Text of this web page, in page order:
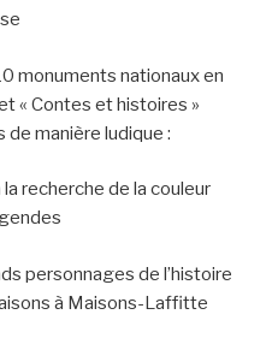
monuments nationaux en
« Contes et histoires »
manière ludique :
recherche de la couleur
personnages de l’histoire
à Maisons-Laffitte